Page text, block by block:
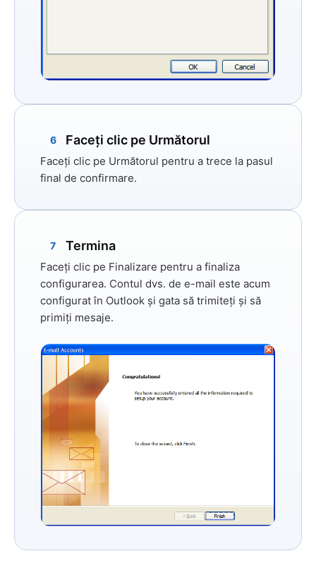
6 Faceți clic pe Următorul
Faceți clic pe Următorul pentru a trece la pasul
final de confirmare.
7 Termina
Faceți clic pe Finalizare pentru a finaliza
configurarea. Contul dvs. de e-mail este acum
configurat în Outlook și gata să trimiteți și să
primiți mesaje.